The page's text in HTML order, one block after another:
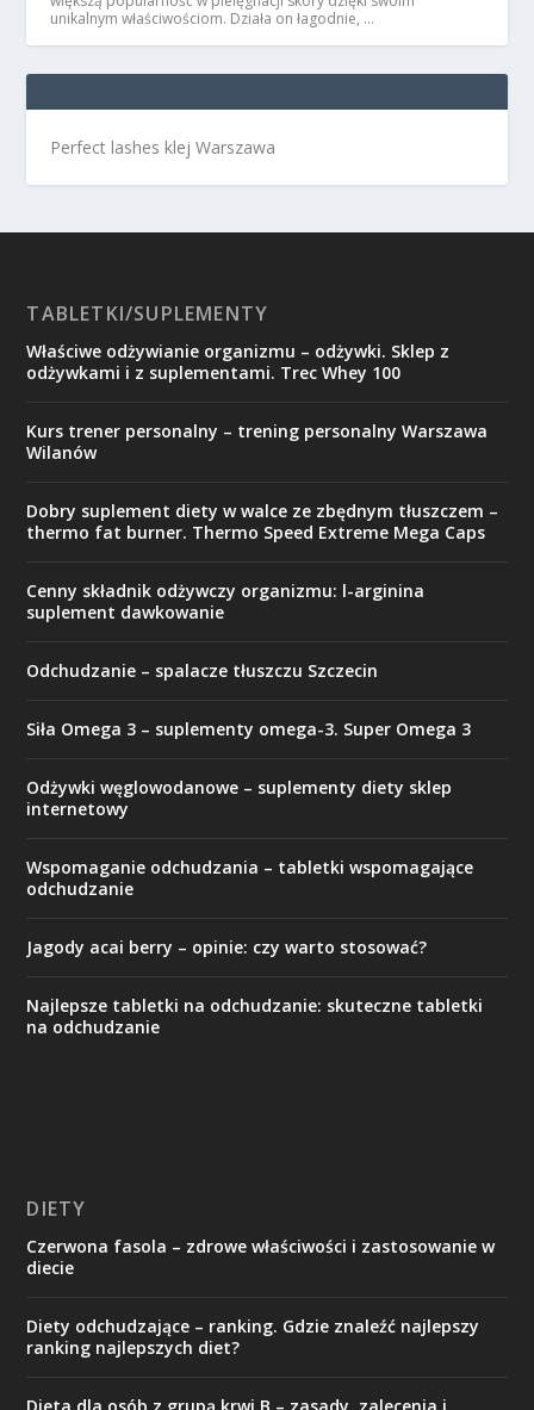
unikalnym właściwościom. Działa on łagodnie, …
Perfect lashes klej Warszawa
TABLETKI/SUPLEMENTY
Właściwe odżywianie organizmu – odżywki. Sklep z
odżywkami i z suplementami. Trec Whey 100
Kurs trener personalny – trening personalny Warszawa
Wilanów
Dobry suplement diety w walce ze zbędnym tłuszczem –
thermo fat burner. Thermo Speed Extreme Mega Caps
Cenny składnik odżywczy organizmu: l-arginina
suplement dawkowanie
Odchudzanie – spalacze tłuszczu Szczecin
Siła Omega 3 – suplementy omega-3. Super Omega 3
Odżywki węglowodanowe – suplementy diety sklep
internetowy
Wspomaganie odchudzania – tabletki wspomagające
odchudzanie
Jagody acai berry – opinie: czy warto stosować?
Najlepsze tabletki na odchudzanie: skuteczne tabletki
na odchudzanie
DIETY
Czerwona fasola – zdrowe właściwości i zastosowanie w
diecie
Diety odchudzające – ranking. Gdzie znaleźć najlepszy
ranking najlepszych diet?